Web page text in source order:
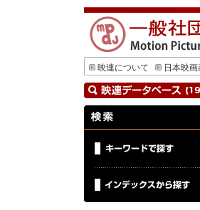
映連について 日本映